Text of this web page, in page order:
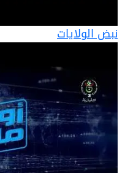
نبض الولايات